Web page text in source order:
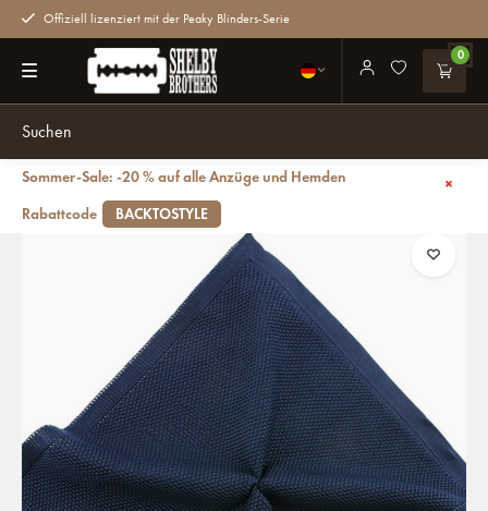
Offiziell lizenziert mit der Peaky Blinders-Serie
0
Sommer-Sale: -20 % auf alle Anzüge und Hemden
Rabattcode
BACKTOSTYLE
Luxus Pochette | Dunkelblau | Gestrickt | für Männer